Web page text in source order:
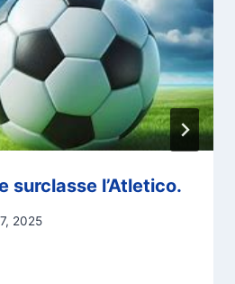
surclasse l’Atletico.
2025